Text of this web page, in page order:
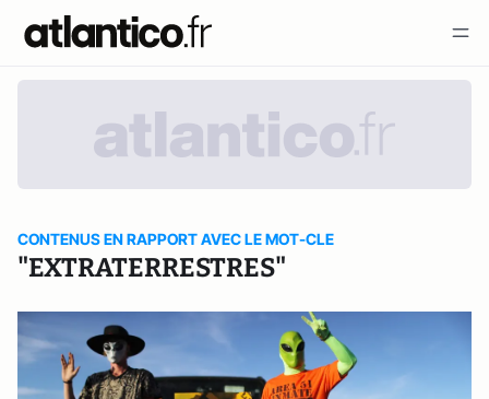
CONTENUS EN RAPPORT AVEC LE MOT-CLE
"EXTRATERRESTRES"